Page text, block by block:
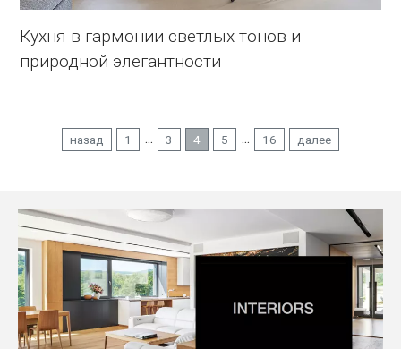
Кухня в гармонии светлых тонов и
природной элегантности
назад 1 ... 3 4 5 ... 16 далее